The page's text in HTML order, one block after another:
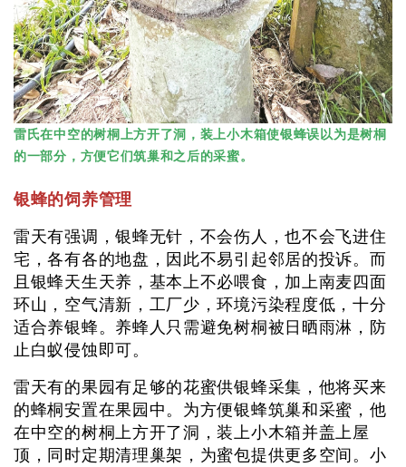
雷氏在中空的树桐上方开了洞，装上小木箱使银蜂误以为是树桐
的一部分，方便它们筑巢和之后的采蜜。
银蜂的饲养管理
雷天有强调，银蜂无针，不会伤人，也不会飞进住
宅，各有各的地盘，因此不易引起邻居的投诉。而
且银蜂天生天养，基本上不必喂食，加上南麦四面
环山，空气清新，工厂少，环境污染程度低，十分
适合养银蜂。养蜂人只需避免树桐被日晒雨淋，防
止白蚁侵蚀即可。
雷天有的果园有足够的花蜜供银蜂采集，他将买来
的蜂桐安置在果园中。为方便银蜂筑巢和采蜜，他
在中空的树桐上方开了洞，装上小木箱并盖上屋
顶，同时定期清理巢架，为蜜包提供更多空间。小